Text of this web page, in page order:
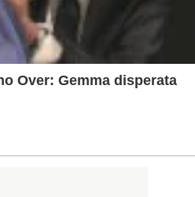
Over: Gemma disperata